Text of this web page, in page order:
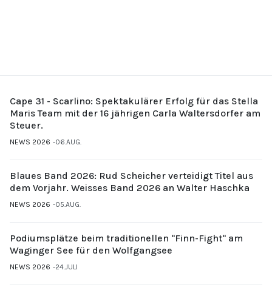
Cape 31 - Scarlino: Spektakulärer Erfolg für das Stella
Maris Team mit der 16 jährigen Carla Waltersdorfer am
Steuer.
NEWS 2026 06.AUG.
Blaues Band 2026: Rud Scheicher verteidigt Titel aus
dem Vorjahr. Weisses Band 2026 an Walter Haschka
NEWS 2026 05.AUG.
Podiumsplätze beim traditionellen "Finn-Fight" am
Waginger See für den Wolfgangsee
NEWS 2026 24.JULI